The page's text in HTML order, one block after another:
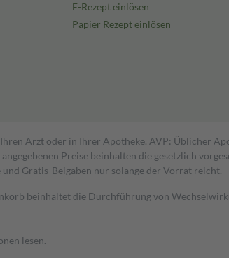
E-Rezept einlösen
Papier Rezept einlösen
Arzt oder in Ihrer Apotheke. AVP: Üblicher
Preise beinhalten die gesetzlich
Gratis-Beigaben nur solange der Vorrat reicht.
beinhaltet die Durchführung von
lesen.